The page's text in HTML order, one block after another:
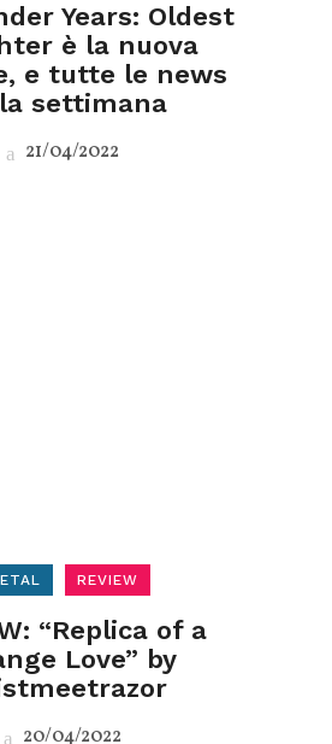
Years: Oldest
è la nuova
e tutte le news
settimana
21/04/2022
REVIEW
“Replica of a
Love” by
20/04/2022